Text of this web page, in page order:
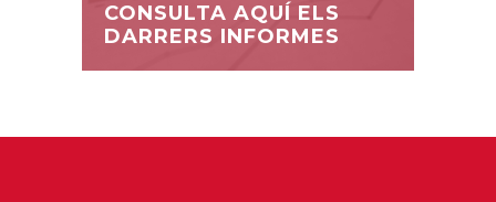
CONSULTA AQUÍ ELS
DARRERS INFORMES